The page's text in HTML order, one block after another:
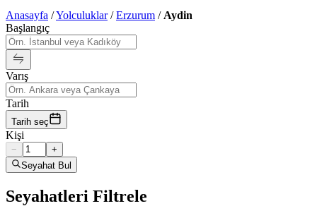
Anasayfa /Yolculuklar/Erzurum / Aydin
Başlangıç
Varış
Tarih
Tarih seç
Kişi
−
+
Seyahat Bul
Seyahatleri Filtrele